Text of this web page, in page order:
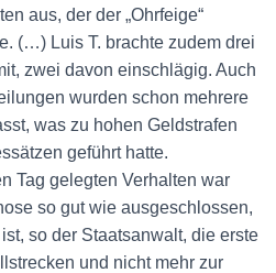
aus, der der „Ohrfeige“
(…) Luis T. brachte zudem drei
zwei davon einschlägig. Auch
wurden schon mehrere
was zu hohen Geldstrafen
geführt hatte.
Tag gelegten Verhalten war
so gut wie ausgeschlossen,
so der Staatsanwalt, die erste
und nicht mehr zur